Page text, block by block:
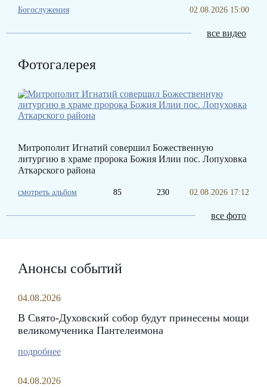
Богослужения 02.08.2026 15:00
все видео
Фотогалерея
Митрополит Игнатий совершил Божественную
литургию в храме пророка Божия Илии пос. Лопуховка
Аткарского района
смотреть альбом 85 230 02.08.2026 17:12
все фото
Анонсы событий
04.08.2026
В Свято-Духовский собор будут принесены мощи
великомученика Пантелеимона
подробнее
04.08.2026